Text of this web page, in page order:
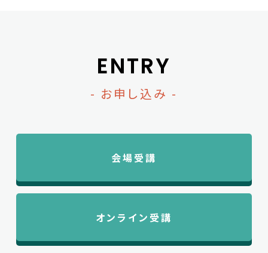
ENTRY
- お申し込み -
会場受講
オンライン受講